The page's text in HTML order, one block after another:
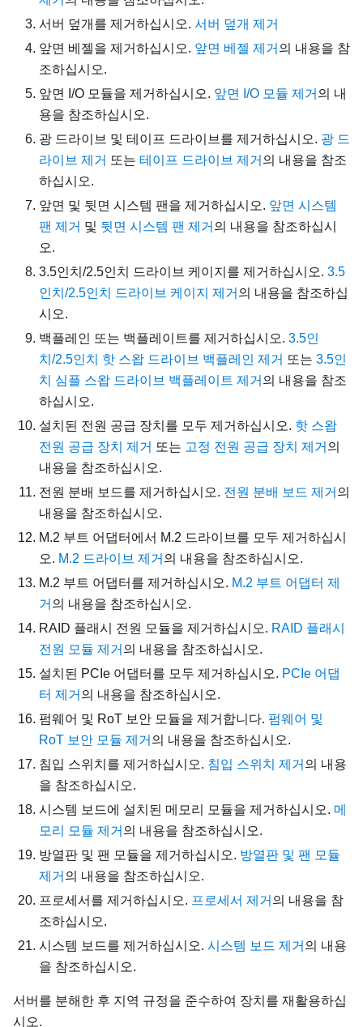
서버 덮개를 제거하십시오. 서버 덮개 제거
앞면 베젤을 제거하십시오. 앞면 베젤 제거 의 내용을 참
조하십시오.
앞면 I/O 모듈을 제거하십시오. 앞면 I/O 모듈 제거 의 내
용을 참조하십시오.
광 드라이브 및 테이프 드라이브를 제거하십시오. 광 드
라이브 제거 또는 테이프 드라이브 제거 의 내용을 참조
하십시오.
앞면 및 뒷면 시스템 팬을 제거하십시오. 앞면 시스템
팬 제거 및 뒷면 시스템 팬 제거 의 내용을 참조하십시
오.
3.5인치/2.5인치 드라이브 케이지를 제거하십시오. 3.5
인치/2.5인치 드라이브 케이지 제거 의 내용을 참조하십
시오.
백플레인 또는 백플레이트를 제거하십시오. 3.5인
치/2.5인치 핫 스왑 드라이브 백플레인 제거 또는 3.5인
치 심플 스왑 드라이브 백플레이트 제거 의 내용을 참조
하십시오.
설치된 전원 공급 장치를 모두 제거하십시오. 핫 스왑
전원 공급 장치 제거 또는 고정 전원 공급 장치 제거 의
내용을 참조하십시오.
전원 분배 보드를 제거하십시오. 전원 분배 보드 제거 의
내용을 참조하십시오.
M.2 부트 어댑터에서 M.2 드라이브를 모두 제거하십시
오. M.2 드라이브 제거 의 내용을 참조하십시오.
M.2 부트 어댑터를 제거하십시오. M.2 부트 어댑터 제
거 의 내용을 참조하십시오.
RAID 플래시 전원 모듈을 제거하십시오. RAID 플래시
전원 모듈 제거 의 내용을 참조하십시오.
설치된 PCIe 어댑터를 모두 제거하십시오. PCIe 어댑
터 제거 의 내용을 참조하십시오.
펌웨어 및 RoT 보안 모듈을 제거합니다. 펌웨어 및
RoT 보안 모듈 제거 의 내용을 참조하십시오.
침입 스위치를 제거하십시오. 침입 스위치 제거 의 내용
을 참조하십시오.
시스템 보드에 설치된 메모리 모듈을 제거하십시오. 메
모리 모듈 제거 의 내용을 참조하십시오.
방열판 및 팬 모듈을 제거하십시오. 방열판 및 팬 모듈
제거 의 내용을 참조하십시오.
프로세서를 제거하십시오. 프로세서 제거 의 내용을 참
조하십시오.
시스템 보드를 제거하십시오. 시스템 보드 제거 의 내용
을 참조하십시오.
서버를 분해한 후 지역 규정을 준수하여 장치를 재활용하십
시오.